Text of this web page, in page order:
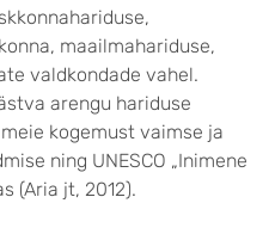
maailmahariduse,
valdkondade vahel.
arengu hariduse
kogemust vaimse ja
ning UNESCO „Inimene
(Aria jt, 2012).